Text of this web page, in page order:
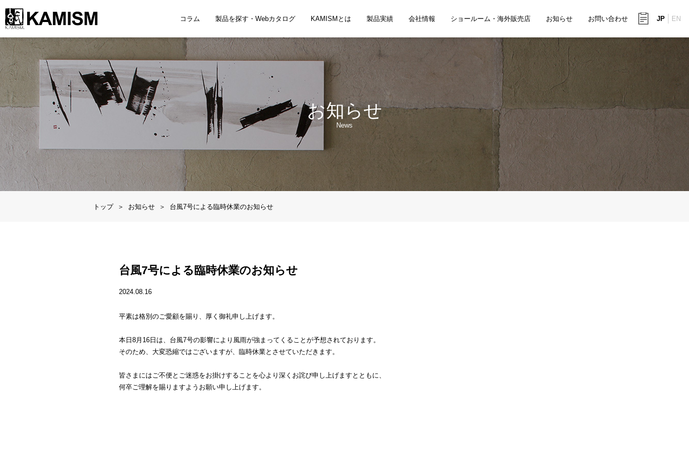
コラム 製品を探す・Webカタログ KAMISMとは 製品実績 会社情報 ショールーム・海外販売店 お知らせ お問い合わせ JP EN
お知らせ
News
トップ お知らせ 台風7号による臨時休業のお知らせ
台風7号による臨時休業のお知らせ
2024.08.16
平素は格別のご愛顧を賜り、厚く御礼申し上げます。
本日8月16日は、台風7号の影響により風雨が強まってくることが予想されております。
そのため、大変恐縮ではございますが、臨時休業とさせていただきます。
皆さまにはご不便とご迷惑をお掛けすることを心より深くお詫び申し上げますとともに、
何卒ご理解を賜りますようお願い申し上げます。